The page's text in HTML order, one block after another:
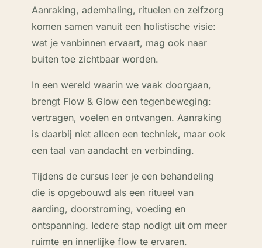
Aanraking, ademhaling, rituelen en zelfzorg
komen samen vanuit een holistische visie:
wat je vanbinnen ervaart, mag ook naar
buiten toe zichtbaar worden.
In een wereld waarin we vaak doorgaan,
brengt Flow & Glow een tegenbeweging:
vertragen, voelen en ontvangen. Aanraking
is daarbij niet alleen een techniek, maar ook
een taal van aandacht en verbinding.
Tijdens de cursus leer je een behandeling
die is opgebouwd als een ritueel van
aarding, doorstroming, voeding en
ontspanning. Iedere stap nodigt uit om meer
ruimte en innerlijke flow te ervaren.